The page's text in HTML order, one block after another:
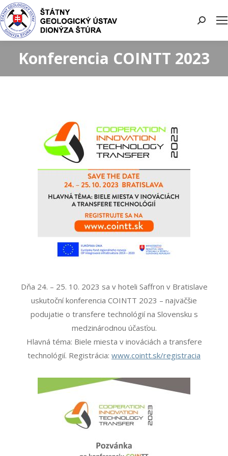
Search:
Konferencia COINTT 2023
Dňa 24. – 25. 10. 2023 sa v hoteli Saffron v Bratislave
uskutoční konferencia COINTT 2023 – najväčšie
podujatie o transfere technológií na Slovensku s
medzinárodnou účasťou.
Hlavná téma: Biele miesta v inováciách a transfere
technológií. Registrácia: www.cointt.sk/registracia